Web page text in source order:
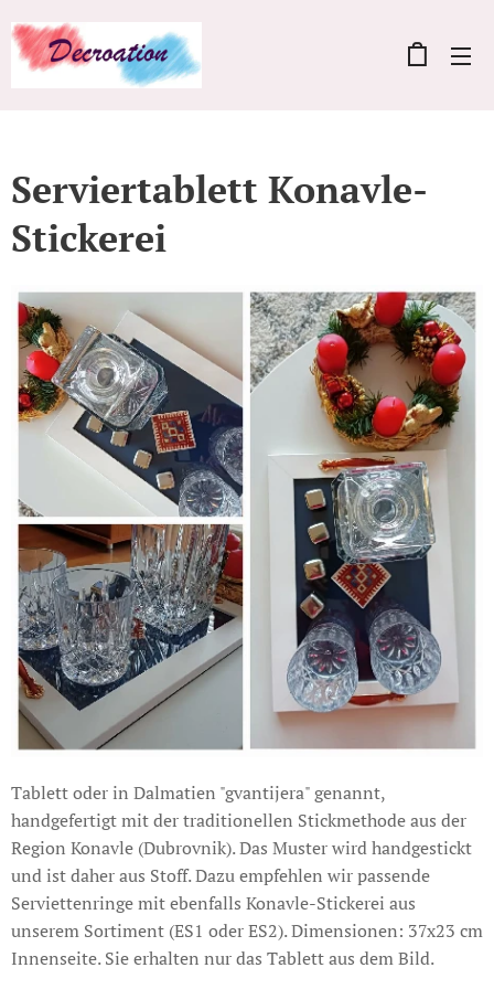
Serviertablett Konavle-
Stickerei
Tablett oder in Dalmatien "gvantijera" genannt,
handgefertigt mit der traditionellen Stickmethode aus der
Region Konavle (Dubrovnik). Das Muster wird handgestickt
und ist daher aus Stoff. Dazu empfehlen wir passende
Serviettenringe mit ebenfalls Konavle-Stickerei aus
unserem Sortiment (ES1 oder ES2). Dimensionen: 37x23 cm
Innenseite. Sie erhalten nur das Tablett aus dem Bild.